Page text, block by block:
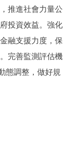
推進社會力量公
投資效益。強化
融支援力度，保
完善監測評估機
態調整，做好規